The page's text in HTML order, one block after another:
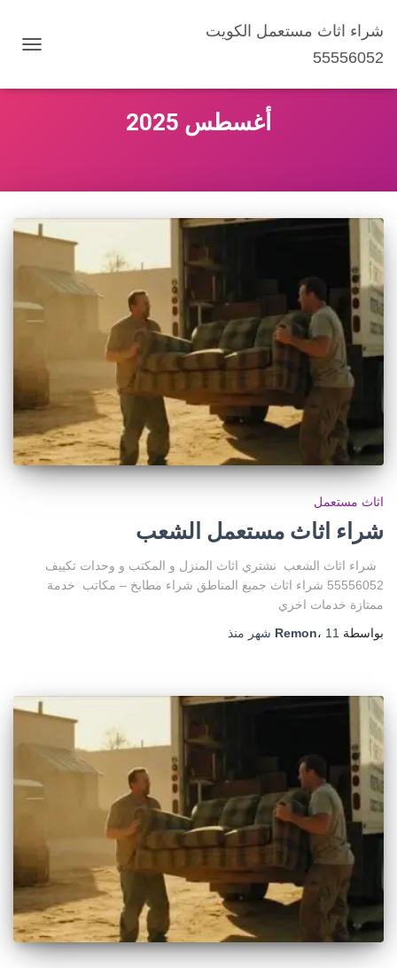
شراء اثاث مستعمل الكويت
55556052
أغسطس 2025
اثاث مستعمل
شراء اثاث مستعمل الشعب
شراء اثاث الشعب نشتري اثاث المنزل و المكتب و وحدات تكييف
55556052 شراء اثاث جميع المناطق شراء مطابخ – مكاتب خدمة
ممتازة خدمات اخري
بواسطة
Remon، 11 شهر منذ